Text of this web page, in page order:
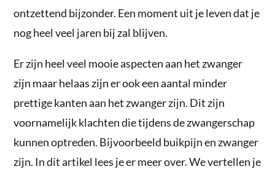
ontzettend bijzonder. Een moment uit je leven dat je
nog heel veel jaren bij zal blijven.
Er zijn heel veel mooie aspecten aan het zwanger
zijn maar helaas zijn er ook een aantal minder
prettige kanten aan het zwanger zijn. Dit zijn
voornamelijk klachten die tijdens de zwangerschap
kunnen optreden. Bijvoorbeeld buikpijn en zwanger
zijn. In dit artikel lees je er meer over. We vertellen je